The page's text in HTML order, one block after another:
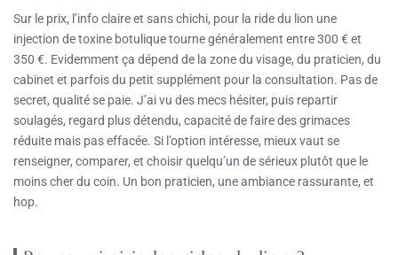
Sur le prix, l’info claire et sans chichi, pour la ride du lion une
injection de toxine botulique tourne généralement entre 300 € et
350 €. Evidemment ça dépend de la zone du visage, du praticien, du
cabinet et parfois du petit supplément pour la consultation. Pas de
secret, qualité se paie. J’ai vu des mecs hésiter, puis repartir
soulagés, regard plus détendu, capacité de faire des grimaces
réduite mais pas effacée. Si l’option intéresse, mieux vaut se
renseigner, comparer, et choisir quelqu’un de sérieux plutôt que le
moins cher du coin. Un bon praticien, une ambiance rassurante, et
hop.